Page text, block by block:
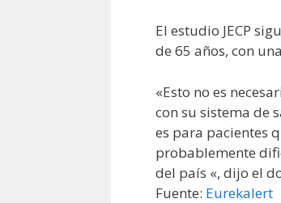
El estudio JECP
de 65 años, con
«Esto no es
con su sistema de
es para pacientes
probablemente
del país «, dijo el
Fuente: Eurekalert